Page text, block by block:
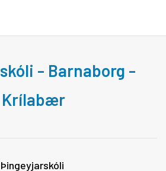
- Barnaborg -
Krílabær
Þingeyjarskóli